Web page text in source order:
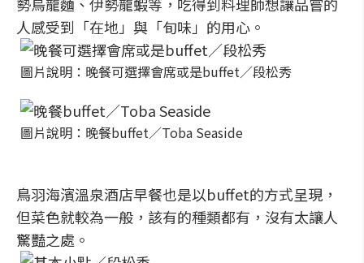
人感受到「在地」與「旬味」的用心。
圖片說明：晚餐可選擇會席或是buffet／段松秀
圖片說明：晚餐buffet／Toba Seaside
鳥羽海濱溫泉酒店早餐也是以buffet的方式呈現，
但菜色就較為一般，該有的種類都有，沒有太讓人
驚豔之處。